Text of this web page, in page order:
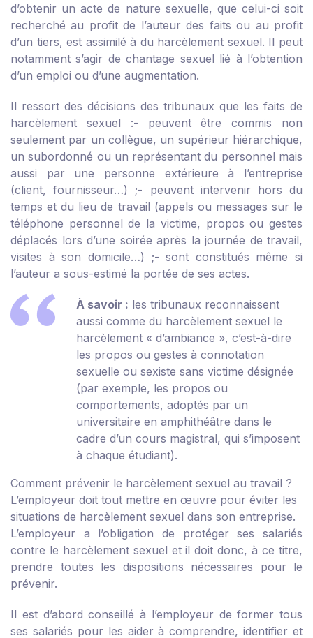
d’obtenir un acte de nature sexuelle, que celui-ci soit
recherché au profit de l’auteur des faits ou au profit
d’un tiers, est assimilé à du harcèlement sexuel. Il peut
notamment s’agir de chantage sexuel lié à l’obtention
d’un emploi ou d’une augmentation.
Il ressort des décisions des tribunaux que les faits de
harcèlement sexuel :- peuvent être commis non
seulement par un collègue, un supérieur hiérarchique,
un subordonné ou un représentant du personnel mais
aussi par une personne extérieure à l’entreprise
(client, fournisseur…) ;- peuvent intervenir hors du
temps et du lieu de travail (appels ou messages sur le
téléphone personnel de la victime, propos ou gestes
déplacés lors d’une soirée après la journée de travail,
visites à son domicile…) ;- sont constitués même si
l’auteur a sous-estimé la portée de ses actes.
À savoir : les tribunaux reconnaissent
aussi comme du harcèlement sexuel le
harcèlement « d’ambiance », c’est-à-dire
les propos ou gestes à connotation
sexuelle ou sexiste sans victime désignée
(par exemple, les propos ou
comportements, adoptés par un
universitaire en amphithéâtre dans le
cadre d’un cours magistral, qui s’imposent
à chaque étudiant).
Comment prévenir le harcèlement sexuel au travail ?
L’employeur doit tout mettre en œuvre pour éviter les
situations de harcèlement sexuel dans son entreprise.
L’employeur a l’obligation de protéger ses salariés
contre le harcèlement sexuel et il doit donc, à ce titre,
prendre toutes les dispositions nécessaires pour le
prévenir.
Il est d’abord conseillé à l’employeur de former tous
ses salariés pour les aider à comprendre, identifier et